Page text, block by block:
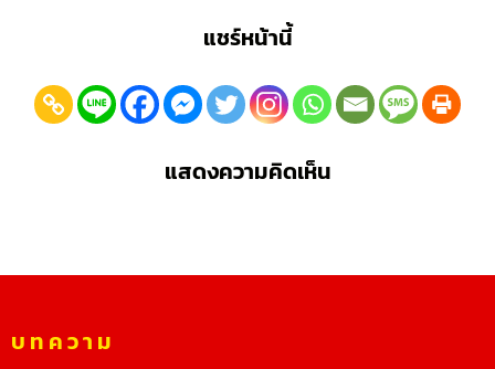
แชร์หน้านี้
แสดงความคิดเห็น
บทความ